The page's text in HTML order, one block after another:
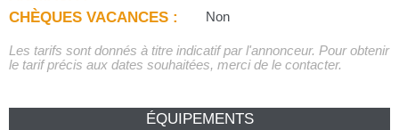
CHÈQUES VACANCES : Non
Les tarifs sont donnés à titre indicatif par l'annonceur. Pour obtenir
le tarif précis aux dates souhaitées, merci de le contacter.
ÉQUIPEMENTS